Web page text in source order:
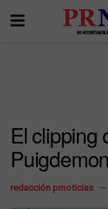
El clipping
redacción prnoticias